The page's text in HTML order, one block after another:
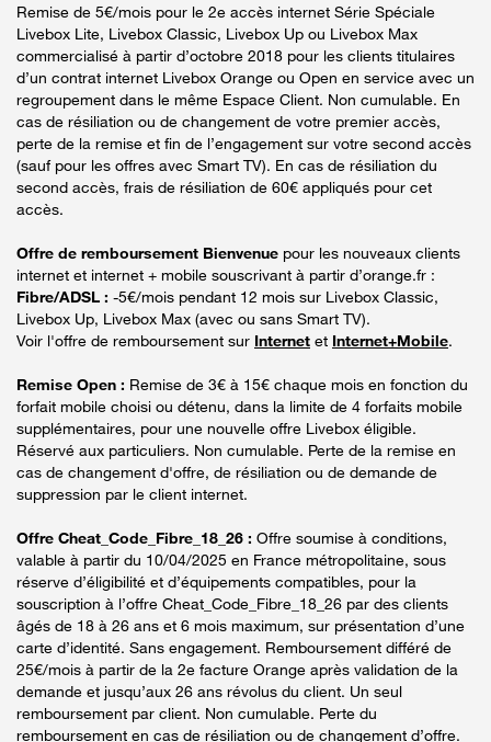
Remise de 5€/mois pour le 2e accès internet Série Spéciale
Livebox Lite, Livebox Classic, Livebox Up ou Livebox Max
commercialisé à partir d’octobre 2018 pour les clients titulaires
d’un contrat internet Livebox Orange ou Open en service avec un
regroupement dans le même Espace Client. Non cumulable. En
cas de résiliation ou de changement de votre premier accès,
perte de la remise et fin de l’engagement sur votre second accès
(sauf pour les offres avec Smart TV). En cas de résiliation du
second accès, frais de résiliation de 60€ appliqués pour cet
accès.
Offre de remboursement Bienvenue pour les nouveaux clients
internet et internet + mobile souscrivant à partir d’orange.fr :
Fibre/ADSL : -5€/mois pendant 12 mois sur Livebox Classic,
Livebox Up, Livebox Max (avec ou sans Smart TV).
Voir l'offre de remboursement sur Internet et Internet+Mobile.
Remise Open : Remise de 3€ à 15€ chaque mois en fonction du
forfait mobile choisi ou détenu, dans la limite de 4 forfaits mobile
supplémentaires, pour une nouvelle offre Livebox éligible.
Réservé aux particuliers. Non cumulable. Perte de la remise en
cas de changement d'offre, de résiliation ou de demande de
suppression par le client internet.
Offre Cheat_Code_Fibre_18_26 : Offre soumise à conditions,
valable à partir du 10/04/2025 en France métropolitaine, sous
réserve d’éligibilité et d’équipements compatibles, pour la
souscription à l’offre Cheat_Code_Fibre_18_26 par des clients
âgés de 18 à 26 ans et 6 mois maximum, sur présentation d’une
carte d’identité. Sans engagement. Remboursement différé de
25€/mois à partir de la 2e facture Orange après validation de la
demande et jusqu’aux 26 ans révolus du client. Un seul
remboursement par client. Non cumulable. Perte du
remboursement en cas de résiliation ou de changement d’offre.